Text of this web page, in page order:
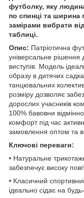
футболку, яку
по спинці та ширина
замірами вибрати
таблиці.
Опис: Патріотична
універсальне
виступів. Модель
образу в дитячих
танцювальних
розміру дозволяє
дорослих учасників
100% бавовни
комфорт під час
замовлення оптом та в
Ключові переваги:
• Натуральне
забезпечує високу
• Класичний
ідеально сідає на